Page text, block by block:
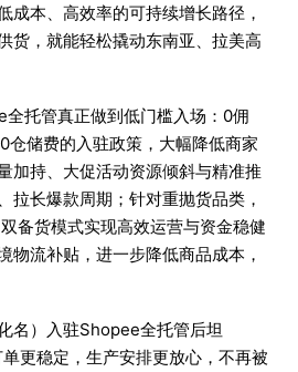
成本、高效率的可持续增长路径，
货，就能轻松撬动东南亚、拉美高
托管真正做到低门槛入场：0佣
仓储费的入驻政策，大幅降低商家
加持、大促活动资源倾斜与精准推
拉长爆款周期；针对重抛货品类，
备货模式实现高效运营与资金稳健
物流补贴，进一步降低商品成本，
名）入驻Shopee全托管后坦
更稳定，生产安排更放心，不再被